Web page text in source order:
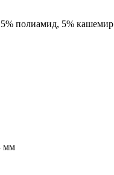
полиамид, 5% кашемир
мм